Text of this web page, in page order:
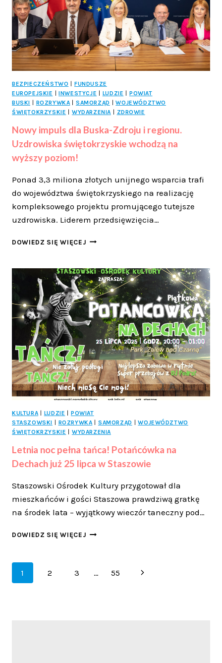
NOWĄ
NAWIERZCHNIĘ
DZIĘKI
GŁOSOM
MIESZKAŃCÓW
BEZPIECZEŃSTWO | FUNDUSZE
EUROPEJSKIE | INWESTYCJE | LUDZIE | POWIAT
BUSKI | ROZRYWKA | SAMORZĄD | WOJEWÓDZTWO
ŚWIĘTOKRZYSKIE | WYDARZENIA | ZDROWIE
Nowy impuls dla Buska-Zdroju i regionu.
Uzdrowiska świętokrzyskie wchodzą na
wyższy poziom!
Ponad 3,3 miliona złotych unijnego wsparcia trafi
do województwa świętokrzyskiego na realizację
kompleksowego projektu promującego tutejsze
uzdrowiska. Liderem przedsięwzięcia…
DOWIEDZ SIĘ WIĘCEJ NOWY
BUSKA-
ZDROJU
I
REGIONU.
UZDROWISKA
ŚWIĘTOKRZYSKIE
WCHODZĄ
WYŻSZY
POZIOM!
KULTURA LUDZIE
POWIAT
STASZOWSKI
ROZRYWKA SAMORZĄD
WOJEWÓDZTWO
ŚWIĘTOKRZYSKIE
WYDARZENIA
Letnia noc pełna tańca! Potańcówka na
Dechach już 25 lipca w Staszowie
Staszowski Ośrodek Kultury przygotował dla
mieszkańców i gości Staszowa prawdziwą gratkę
na środek lata – wyjątkowy wieczór taneczny pod…
DOWIEDZ SIĘ WIĘCEJ LETNIA
POTAŃCÓWKA
Nawigacja
1 2 3 … 55
Następna